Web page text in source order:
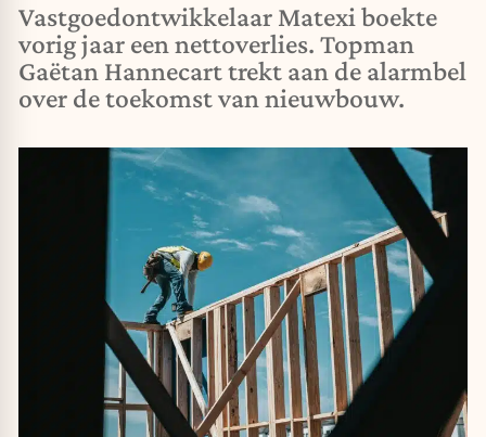
Vastgoedontwikkelaar Matexi boekte
vorig jaar een nettoverlies. Topman
Gaëtan Hannecart trekt aan de alarmbel
over de toekomst van nieuwbouw.